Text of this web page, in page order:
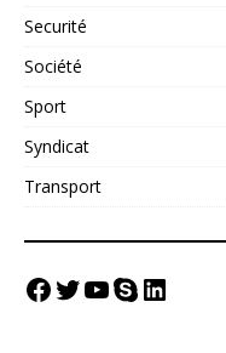
Securité
Société
Sport
Syndicat
Transport